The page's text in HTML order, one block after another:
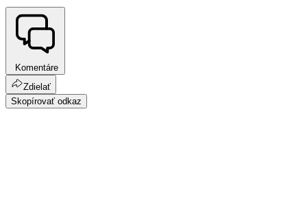
Komentáre
Zdielať
Skopírovať odkaz